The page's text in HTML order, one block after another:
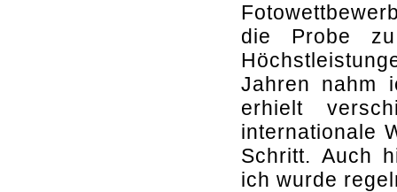
die Probe
Jahren nahm
erhielt
internationale
Schritt. Auch
ich wurde